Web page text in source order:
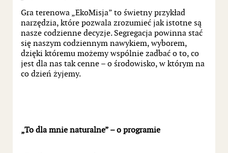
Gra terenowa „EkoMisja” to świetny przykład
narzędzia, które pozwala zrozumieć jak istotne są
nasze codzienne decyzje. Segregacja powinna stać
się naszym codziennym nawykiem, wyborem,
dzięki któremu możemy wspólnie zadbać o to, co
jest dla nas tak cenne – o środowisko, w którym na
co dzień żyjemy.
„To dla mnie naturalne” – o programie